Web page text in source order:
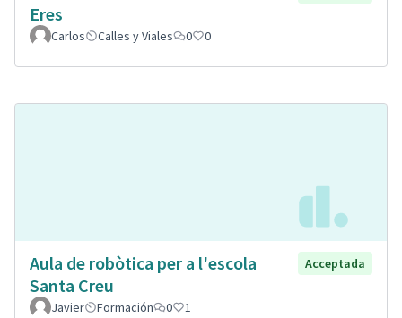
Eres
Carlos Calles y Viales 0 0
Aula de robòtica per a l'escola
Santa Creu
Acceptada
Javier Formación 0 1